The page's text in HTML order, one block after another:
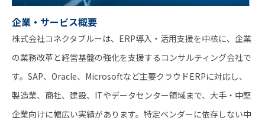
企業・サービス概要
株式会社コネクタブルーは、ERP導入・活用支援を中核に、企業
の業務改革と経営基盤の強化を支援するコンサルティング会社で
す。SAP、Oracle、Microsoftなど主要クラウドERPに対応し、
製造業、商社、建設、ITやデータセンター領域まで、大手・中堅
企業向けに幅広い実績があります。特定ベンダーに依存しない中